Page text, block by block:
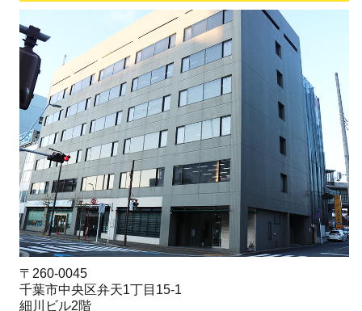
〒260-0045
千葉市中央区弁天1丁目15-1
細川ビル2階